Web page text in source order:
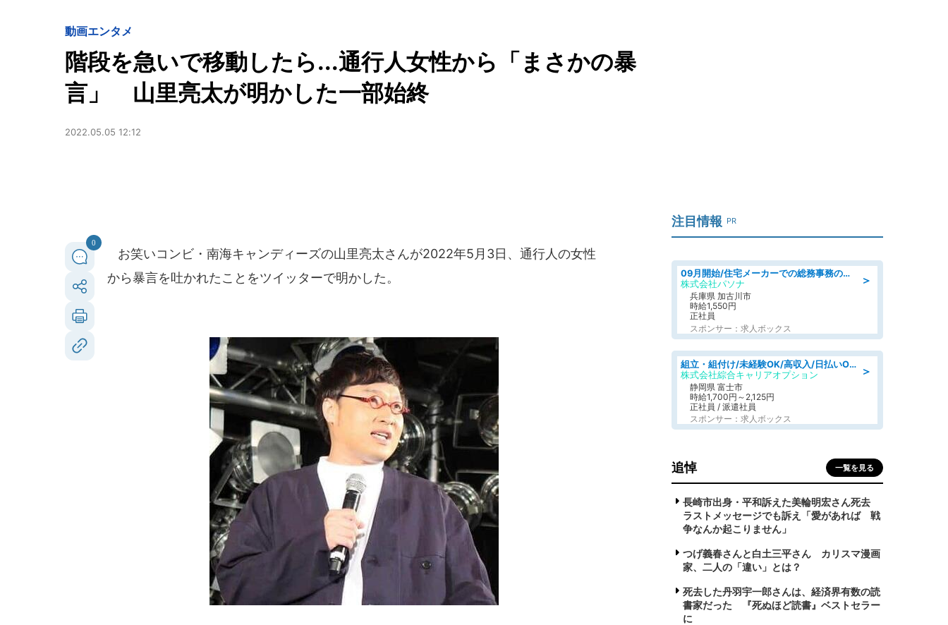
動画エンタメ
階段を急いで移動したら...通行人女性から「まさかの暴
言」 山里亮太が明かした一部始終
2022.05.05 12:12
0
お笑いコンビ・南海キャンディーズの山里亮太さんが2022年5月3日、通行人の女性
から暴言を吐かれたことをツイッターで明かした。
注目情報 PR
＞
09月開始/住宅メーカーでの総務事務のお仕事/駅近/車通勤可/一般事務/人事労務
株式会社パソナ
兵庫県 加古川市
時給1,550円
正社員
スポンサー：求人ボックス
＞
組立・組付け/未経験OK/高収入/日払いOK/交替制/20・30・40代活躍中
株式会社綜合キャリアオプション
静岡県 富士市
時給1,700円～2,125円
正社員 / 派遣社員
スポンサー：求人ボックス
追悼 一覧を見る
長崎市出身・平和訴えた美輪明宏さん死去
ラストメッセージでも訴え「愛があれば 戦
争なんか起こりません」
つげ義春さんと白土三平さん カリスマ漫画
家、二人の「違い」とは？
死去した丹羽宇一郎さんは、経済界有数の読
書家だった 『死ぬほど読書』ベストセラー
に